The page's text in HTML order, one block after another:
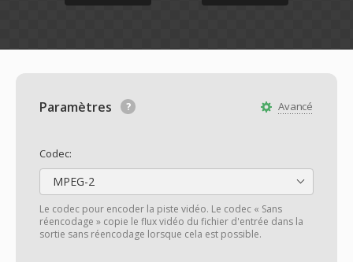
Avancé
Paramètres
Codec:
MPEG-2
Le codec pour encoder la piste vidéo. Le codec « Sans
réencodage » copie le flux vidéo du fichier d'entrée dans la
sortie sans réencodage lorsque cela est possible.